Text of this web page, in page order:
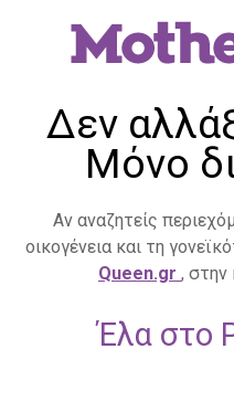
Δεν
Μόνο
Αν αναζητείς
οικογένεια και τη
Queen.gr , στην
Έλα στο